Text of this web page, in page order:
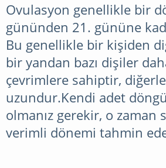
Ovulasyon genellikle bir
gününden 21. gününe
Bu genellikle bir kişiden
bir yandan bazı dişiler
çevrimlere sahiptir,
uzundur.Kendi adet
olmanız gerekir, o zaman
verimli dönemi tahmin